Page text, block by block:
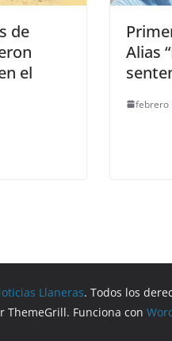
de
el
Alias
febrero
Llaneras. Todos los
ThemeGrill. Funciona con